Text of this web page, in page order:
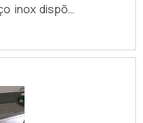
inox dispõe
atender
de uma
e com
de algumas
um artefato